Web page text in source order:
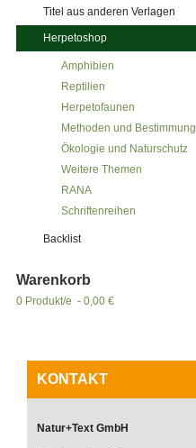
Titel aus anderen Verlagen
Herpetoshop
Amphibien
Reptilien
Herpetofaunen
Methoden und Bestimmung
Ökologie und Naturschutz
Weitere Themen
RANA
Schriftenreihen
Backlist
Warenkorb
0 Produkt/e - 0,00 €
KONTAKT
Natur+Text GmbH